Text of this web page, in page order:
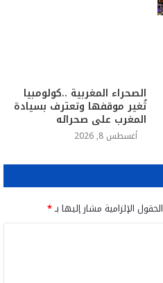
الصحراء المغربية ..كولومبيا
تُغير موقفها وتعترف بسيادة
المغرب على صحرائه
أغسطس 8, 2026
الحقول الإلزامية مشار إليها بـ*